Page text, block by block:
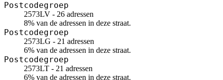
Postcodegroep
2573LV - 26 adressen
8% van de adressen in deze straat.
Postcodegroep
2573LG - 21 adressen
6% van de adressen in deze straat.
Postcodegroep
2573LT - 21 adressen
6% van de adressen in deze straat.